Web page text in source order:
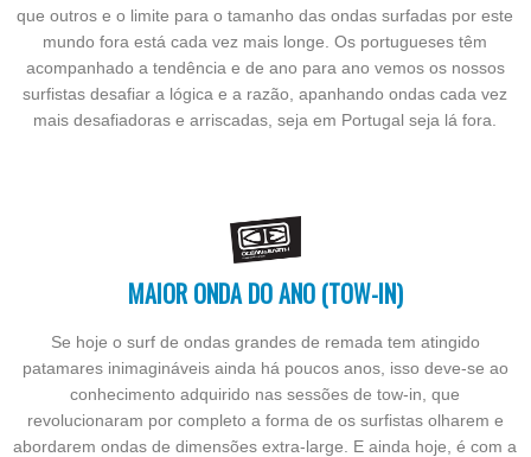
que outros e o limite para o tamanho das ondas surfadas por este
mundo fora está cada vez mais longe. Os portugueses têm
acompanhado a tendência e de ano para ano vemos os nossos
surfistas desafiar a lógica e a razão, apanhando ondas cada vez
mais desafiadoras e arriscadas, seja em Portugal seja lá fora.
MAIOR ONDA DO ANO (TOW-IN)
Se hoje o surf de ondas grandes de remada tem atingido
patamares inimagináveis ainda há poucos anos, isso deve-se ao
conhecimento adquirido nas sessões de tow-in, que
revolucionaram por completo a forma de os surfistas olharem e
abordarem ondas de dimensões extra-large. E ainda hoje, é com a